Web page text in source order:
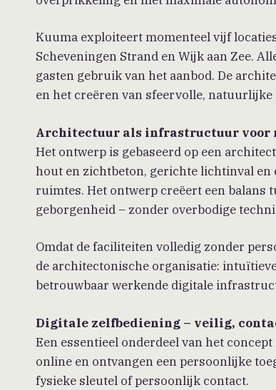
Kuuma exploiteert momenteel vijf
Scheveningen Strand en Wijk aan Zee.
gasten gebruik van het aanbod. De
en het creëren van sfeervolle,
Architectuur als infrastructuur voor
Het ontwerp is gebaseerd op een
hout en zichtbeton, gerichte lichtinval
ruimtes. Het ontwerp creëert een balans
geborgenheid – zonder overbodige
Omdat de faciliteiten volledig zonder
de architectonische organisatie:
betrouwbaar werkende digitale
Digitale zelfbediening – veilig,
Een essentieel onderdeel van het
online en ontvangen een persoonlijke
fysieke sleutel of persoonlijk contact.